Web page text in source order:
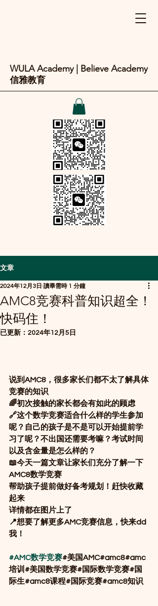
WULA Academy | Believe Academy
信雅教育
文章
AMC8竞赛科普知识超全！
快码住！
2024年12月3日 讀畢需時 1 分鐘
已更新： 2024年12月5日
说到AMC8，很多家长们都不太了解具体
竞赛的知识
🌈初次接触的家长都会有如此的顾虑
🔗这个数学竞赛适合什么样的学生参加
呢？自己的孩子是不是可以开始提前学
习了呢？不出国还需要考嘛？考试时间
以及含金量是怎么样的？
📖今天一篇文章让家长们充分了解一下
AMC8数学竞赛
帮助孩子提前做好备考规划！赶快收藏
起来
详情都在图片上了
📍想要了解更多AMC竞赛信息，快来dd
我！
#AMC数学竞赛#美国AMC#amc8#amc
培训#美国数学竞赛#国际数学竞赛#国
际生#amc8课程#国际竞赛#amc8知识